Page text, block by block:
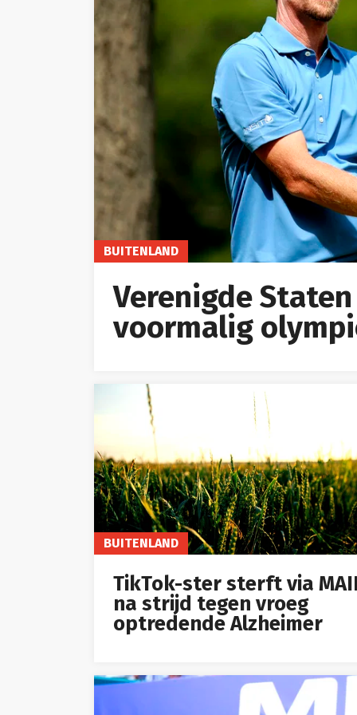
BUITENLAND
Verenigde
voormalig
BUITENLAND
TikTok-ster sterft via
na strijd tegen vroeg
optredende Alzheimer